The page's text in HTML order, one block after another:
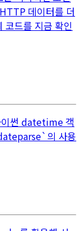
데이터를 더
코드를 지금 확인
이썬 datetime 객
의 사용